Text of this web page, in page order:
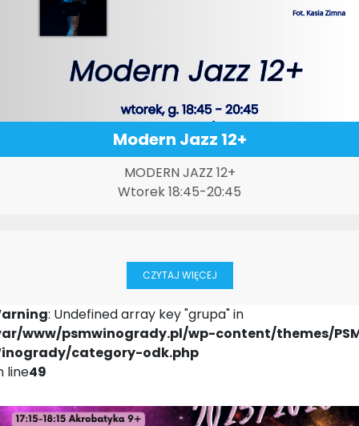
Modern Jazz 12+
MODERN JAZZ 12+
Wtorek 18:45-20:45
CZYTAJ WIĘCEJ
: Undefined array key "grupa" in
www/psmwinogrady.pl/wp-content/themes/
category-odk.php
line49